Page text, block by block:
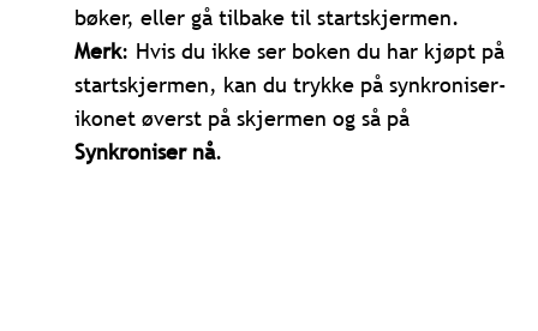
bøker, eller gå tilbake til startskjermen.
Merk: Hvis du ikke ser boken du har kjøpt på
startskjermen, kan du trykke på synkroniser-
ikonet øverst på skjermen og så på
Synkroniser nå.